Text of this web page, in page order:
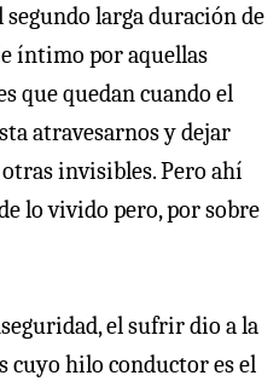
segundo larga duración de
íntimo por aquellas
que quedan cuando el
atravesarnos y dejar
invisibles. Pero ahí
lo vivido pero, por sobre
el sufrir dio a la
cuyo hilo conductor es el